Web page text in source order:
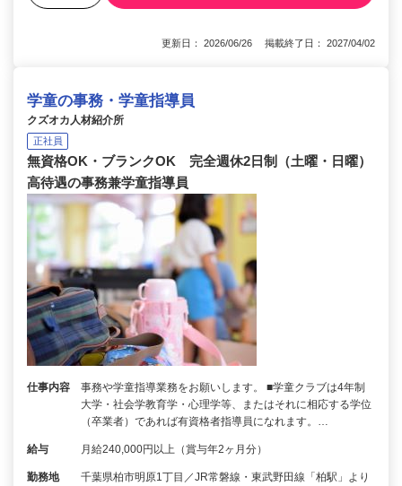
更新日： 2026/06/26 掲載終了日： 2027/04/02
学童の事務・学童指導員
クズオカ人材紹介所
正社員
無資格OK・ブランクOK 完全週休2日制（土曜・日曜）
高待遇の事務兼学童指導員
仕事内容
事務や学童指導業務をお願いします。 ■学童クラブは4年制
大学・社会学教育学・心理学等、またはそれに相応する学位
（卒業者）であれば有資格者指導員になれます。…
給与 月給240,000円以上（賞与年2ヶ月分）
勤務地
千葉県柏市明原1丁目／JR常磐線・東武野田線「柏駅」より